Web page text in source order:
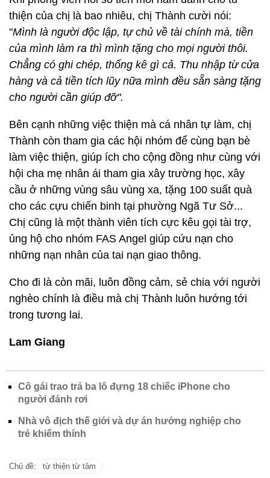
thiện của chị là bao nhiêu, chị Thành cười nói:
"Mình là người độc lập, tự chủ về tài chính mà, tiền
của mình làm ra thì mình tặng cho mọi người thôi.
Chẳng có ghi chép, thống kê gì cả. Thu nhập từ cửa
hàng và cả tiền tích lũy nữa mình đều sẵn sàng tặng
cho người cần giúp đỡ".
Bên cạnh những việc thiện mà cá nhân tự làm, chị
Thành còn tham gia các hội nhóm để cùng bạn bè
làm việc thiện, giúp ích cho cộng đồng như cùng với
hội cha mẹ nhân ái tham gia xây trường học, xây
cầu ở những vùng sâu vùng xa, tặng 100 suất quà
cho các cựu chiến binh tại phường Ngã Tư Sở...
Chị cũng là một thành viên tích cực kêu gọi tài trợ,
ủng hộ cho nhóm FAS Angel giúp cứu nạn cho
những nạn nhân của tai nạn giao thông.
Cho đi là còn mãi, luôn đồng cảm, sẻ chia với người
nghèo chính là điều mà chị Thành luôn hướng tới
trong tương lai.
Lam Giang
Cô gái trao trả ba lô đựng 18 chiếc iPhone cho
người đánh rơi
Nhà vô địch thế giới và dự án hướng nghiệp cho
trẻ khiếm thính
Chủ đề: từ thiện từ tâm